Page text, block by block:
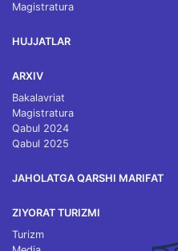
Magistratura
HUJJATLAR
ARXIV
Bakalavriat
Magistratura
Qabul 2024
Qabul 2025
JAHOLATGA QARSHI MARIFAT
ZIYORAT TURIZMI
Turizm